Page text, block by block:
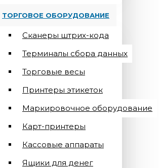
ТОРГОВОЕ ОБОРУДОВАНИЕ
Сканеры штрих-кода
Терминалы сбора данных
Торговые весы
Принтеры этикеток
Маркировочное оборудование
Карт-принтеры
Кассовые аппараты
Ящики для денег